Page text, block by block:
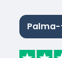
Palma-